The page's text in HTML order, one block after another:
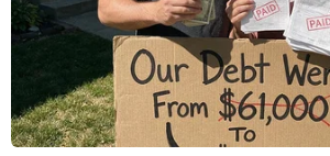
Sikhottabong, Sisattanak và
lại tại 3 quận khác sẽ bị phong tỏa